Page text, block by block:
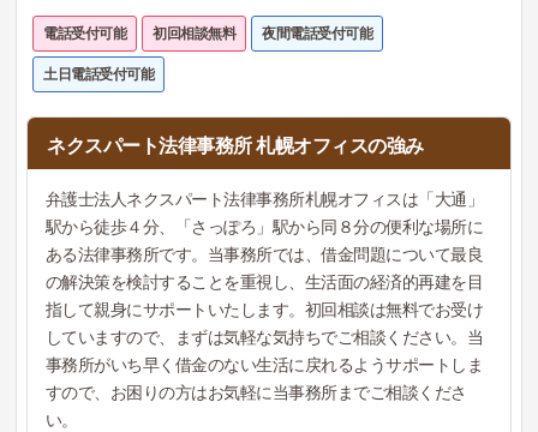
電話受付可能 初回相談無料 夜間電話受付可能
土日電話受付可能
ネクスパート法律事務所 札幌オフィスの強み
弁護士法人ネクスパート法律事務所札幌オフィスは「大通」
駅から徒歩４分、「さっぽろ」駅から同８分の便利な場所に
ある法律事務所です。当事務所では、借金問題について最良
の解決策を検討することを重視し、生活面の経済的再建を目
指して親身にサポートいたします。初回相談は無料でお受け
していますので、まずは気軽な気持ちでご相談ください。当
事務所がいち早く借金のない生活に戻れるようサポートしま
すので、お困りの方はお気軽に当事務所までご相談くださ
い。